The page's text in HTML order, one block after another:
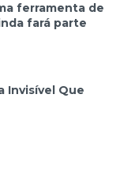
ferramenta de
fará parte
Invisível Que